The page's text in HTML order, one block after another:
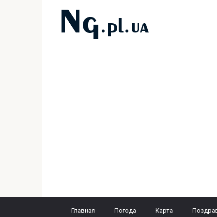
Главная Погода Карта